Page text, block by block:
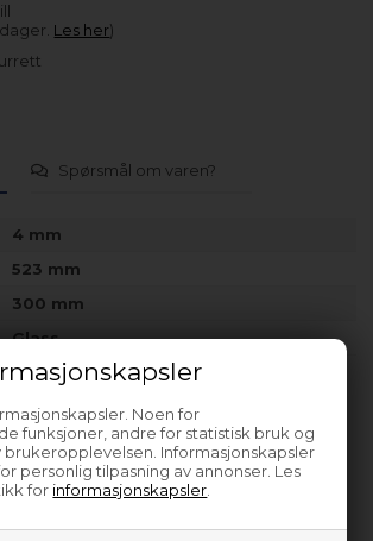
Noen for
funksjoner, andre for statistisk bruk og
Informasjonskapsler
personlig tilpasning av annonser. Les
for informasjonskapsler
Spørsmål om varen?
4 mm
523 mm
300 mm
Glass
Les her)